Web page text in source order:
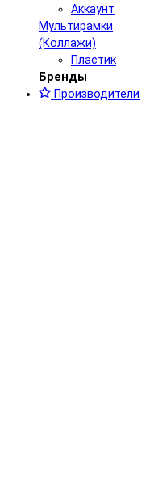
Аккаунт
Мультирамки
(Коллажи)
Пластик
Бренды
Производители